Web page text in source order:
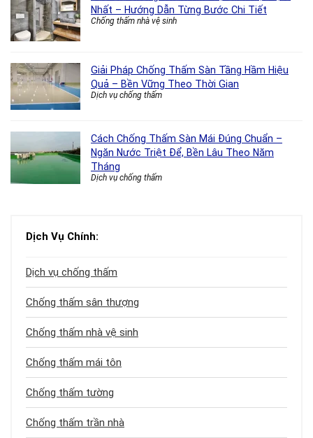
Nhất – Hướng Dẫn Từng Bước Chi Tiết
Chống thấm nhà vệ sinh
Giải Pháp Chống Thấm Sàn Tầng Hầm Hiệu
Quả – Bền Vững Theo Thời Gian
Dịch vụ chống thấm
Cách Chống Thấm Sàn Mái Đúng Chuẩn –
Ngăn Nước Triệt Để, Bền Lâu Theo Năm
Tháng
Dịch vụ chống thấm
Dịch Vụ Chính:
Dịch vụ chống thấm
Chống thấm sân thượng
Chống thấm nhà vệ sinh
Chống thấm mái tôn
Chống thấm tường
Chống thấm trần nhà